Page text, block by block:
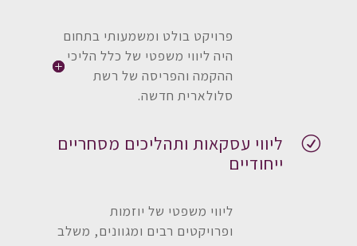
פרויקט בולט ומשמעותי בתחום
היה ליווי משפטי של כלל הליכי
ההקמה והפריסה של רשת
סלולארית חדשה.
R
ליווי עסקאות ותהליכים מסחריים
ייחודיים
ליווי משפטי של יוזמות
ופרויקטים רבים ומגוונים, משלב